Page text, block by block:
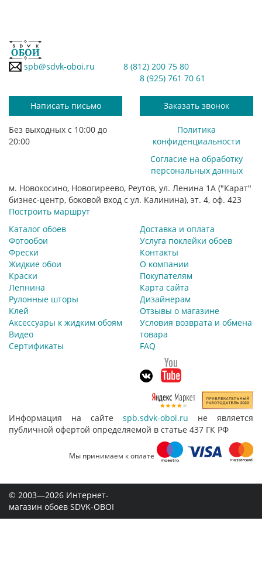
spb@sdvk-oboi.ru
8 (812) 200 75 80
8 (925) 761 70 61
Написать письмо Заказать звонок
Без выходных с 10:00 до
20:00
Политика
конфиденциальности
Согласие на обработку
персональных данных
м. Новокосино, Новогиреево, Реутов, ул. Ленина 1А ("Карат"
бизнес-центр, боковой вход с ул. Калинина), эт. 4, оф. 423
Построить маршрут
Каталог обоев
Фотообои
Фрески
Жидкие обои
Краски
Лепнина
Рулонные шторы
Клей
Аксессуары к жидким обоям
Видео
Сертификаты
Доставка и оплата
Услуга поклейки обоев
Контакты
О компании
Покупателям
Карта сайта
Дизайнерам
Отзывы о магазине
Условия возврата и обмена
товара
FAQ
Информация на сайте spb.sdvk-oboi.ru не является
публичной офертой определяемой в статье 437 ГК РФ
Мы принимаем к оплате
© 2003—2026 Интернет-
магазин обоев SDVK-OBOI